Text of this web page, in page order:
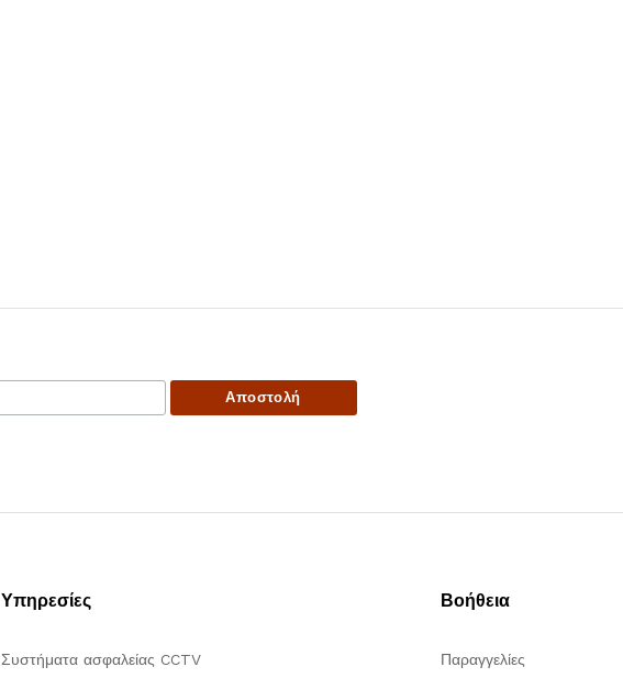
Υπηρεσίες
Συστήματα ασφαλείας CCTV
Βοήθεια
Παραγγελίες